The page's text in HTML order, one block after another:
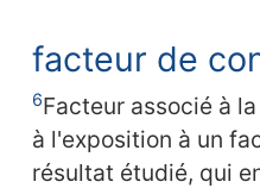
facteur de
6Facteur associé à
à l'exposition à un
résultat étudié, qui